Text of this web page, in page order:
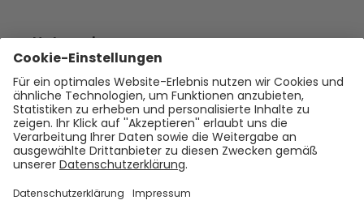
Unternehmen
Empfehlen
Über uns
Presse
Karriere
Rechtliches